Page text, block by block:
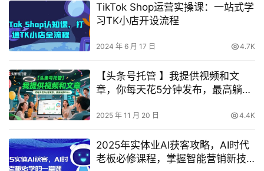
TikTok Shop运营实操课：一站式学
习TK小店开设流程
2024 年 6 月 17 日 4.7K
【头条号托管 】我提供视频和文
章，你每天花5分钟发布，最高躺挣
2025 年 11 月 20 日 4.4K
2025年实体业AI获客攻略，AI时代
老板必修课程，掌握智能营销新技